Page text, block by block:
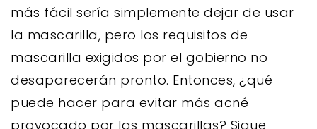
más fácil sería simplemente dejar de usar
la mascarilla, pero los requisitos de
mascarilla exigidos por el gobierno no
desaparecerán pronto. Entonces, ¿qué
puede hacer para evitar más acné
provocado por las mascarillas? Sigue